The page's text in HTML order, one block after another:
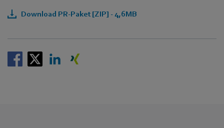
Download PR-Paket [ZIP] - 4,6MB